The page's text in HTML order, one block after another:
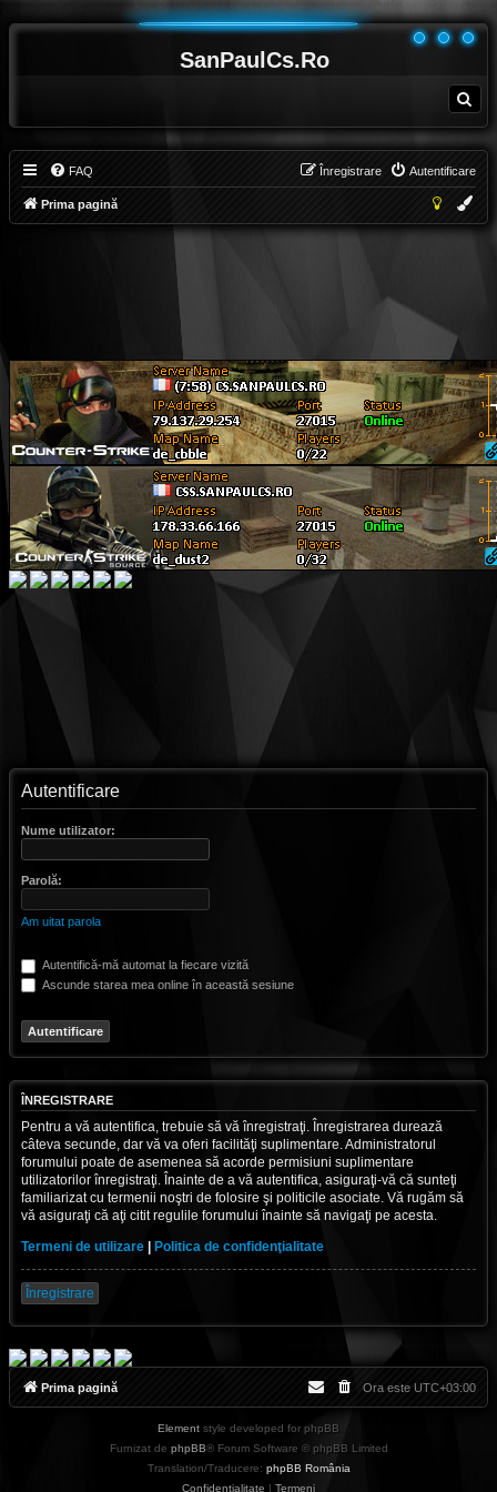
SanPaulCs.Ro
ă
t
e
FAQ Autentificare
Înregistrare
Prima pagină
Autentificare
Nume utilizator:
Parolă:
Am uitat parola
Autentifică-mă automat la fiecare vizită
Ascunde starea mea online în această sesiune
ÎNREGISTRARE
Pentru a vă autentifica, trebuie să vă înregistraţi. Înregistrarea durează
câteva secunde, dar vă va oferi facilităţi suplimentare. Administratorul
forumului poate de asemenea să acorde permisiuni suplimentare
utilizatorilor înregistraţi. Înainte de a vă autentifica, asiguraţi-vă că sunteţi
familiarizat cu termenii noştri de folosire şi politicile asociate. Vă rugăm să
vă asiguraţi că aţi citit regulile forumului înainte să navigaţi pe acesta.
Termeni de utilizare | Politica de confidenţialitate
Înregistrare
Prima pagină Ora este UTC+03:00
Element style developed for phpBB
Furnizat de phpBB® Forum Software © phpBB Limited
Translation/Traducere: phpBB România
Confidențialitate | Termeni